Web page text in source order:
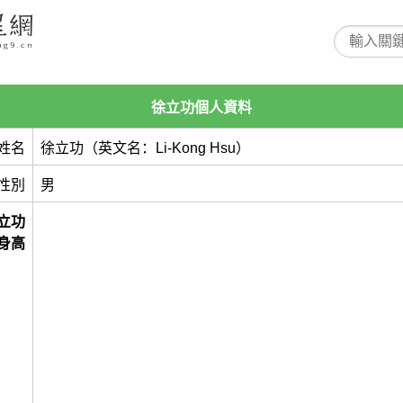
徐立功個人資料
名 徐立功（英文名：Li-Kong Hsu）
別 男
功
高